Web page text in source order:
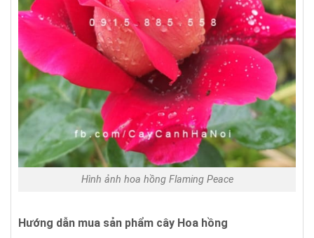
Hình ảnh hoa hồng Flaming Peace
Hướng dẫn mua sản phẩm cây Hoa hồng